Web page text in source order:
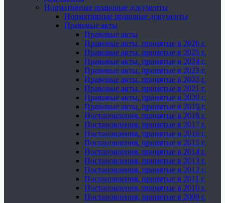
Нормативные правовые документы
Нормативные правовые документы
Правовые акты
Правовые акты
Правовые акты, принятые в 2026 г.
Правовые акты, принятые в 2025 г.
Правовые акты, принятые в 2024 г.
Правовые акты, принятые в 2023 г.
Правовые акты, принятые в 2022 г.
Правовые акты, принятые в 2021 г.
Правовые акты, принятые в 2020 г.
Правовые акты, принятые в 2019 г.
Постановления, принятые в 2018 г.
Постановления, принятые в 2017 г.
Постановления, принятые в 2016 г.
Постановления, принятые в 2015 г.
Постановления, принятые в 2014 г.
Постановления, принятые в 2013 г.
Постановления, принятые в 2012 г.
Постановления, принятые в 2011 г.
Постановления, принятые в 2010 г.
Постановления, принятые в 2009 г.